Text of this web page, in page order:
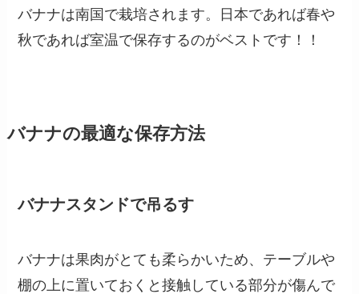
バナナは南国で栽培されます。日本であれば春や
秋であれば室温で保存するのがベストです！！
バナナの最適な保存方法
バナナスタンドで吊るす
バナナは果肉がとても柔らかいため、テーブルや
棚の上に置いておくと接触している部分が傷んで